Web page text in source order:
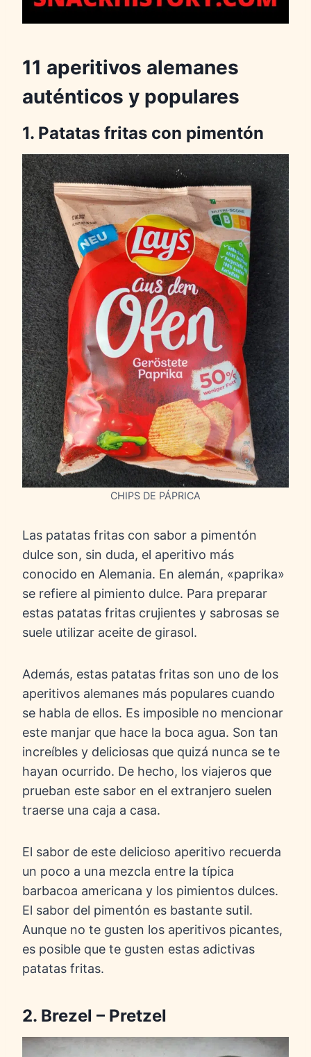
11 aperitivos alemanes
auténticos y populares
1. Patatas fritas con pimentón
CHIPS DE PÁPRICA
Las patatas fritas con sabor a pimentón
dulce son, sin duda, el aperitivo más
conocido en Alemania. En alemán, «paprika»
se refiere al pimiento dulce. Para preparar
estas patatas fritas crujientes y sabrosas se
suele utilizar aceite de girasol.
Además, estas patatas fritas son uno de los
aperitivos alemanes más populares cuando
se habla de ellos. Es imposible no mencionar
este manjar que hace la boca agua. Son tan
increíbles y deliciosas que quizá nunca se te
hayan ocurrido. De hecho, los viajeros que
prueban este sabor en el extranjero suelen
traerse una caja a casa.
El sabor de este delicioso aperitivo recuerda
un poco a una mezcla entre la típica
barbacoa americana y los pimientos dulces.
El sabor del pimentón es bastante sutil.
Aunque no te gusten los aperitivos picantes,
es posible que te gusten estas adictivas
patatas fritas.
2. Brezel – Pretzel